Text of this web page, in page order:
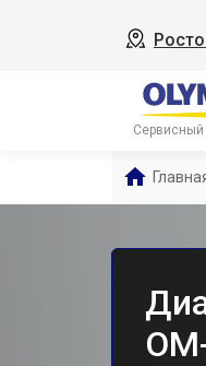
Сервисный